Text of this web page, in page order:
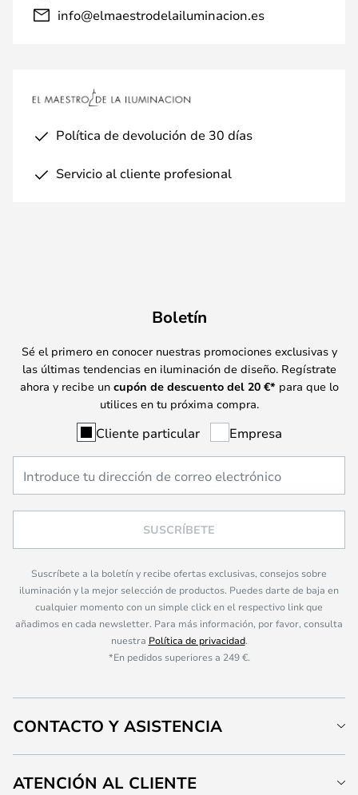
info@elmaestrodelailuminacion.es
Política de devolución de 30 días
Servicio al cliente profesional
Boletín
Sé el primero en conocer nuestras promociones exclusivas y
las últimas tendencias en iluminación de diseño. Regístrate
ahora y recibe un cupón de descuento del 20 €* para que lo
utilices en tu próxima compra.
Cliente particular Empresa
SUSCRÍBETE
Suscríbete a la boletín y recibe ofertas exclusivas, consejos sobre
iluminación y la mejor selección de productos. Puedes darte de baja en
cualquier momento con un simple click en el respectivo link que
añadimos en cada newsletter. Para más información, por favor, consulta
nuestra Política de privacidad.
*En pedidos superiores a 249 €.
CONTACTO Y ASISTENCIA
ATENCIÓN AL CLIENTE